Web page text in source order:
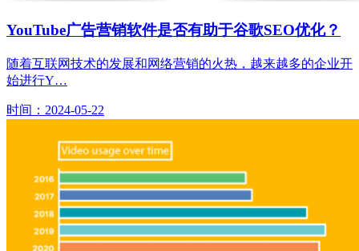
YouTube广告营销软件是否有助于谷歌SEO优化？
随着互联网技术的发展和网络营销的火热，越来越多的企业开
始进行Y…
时间：2024-05-22